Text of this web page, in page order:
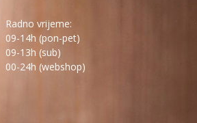
Radno vrijeme:
09-14h (pon-pet)
09-13h (sub)
00-24h (webshop)